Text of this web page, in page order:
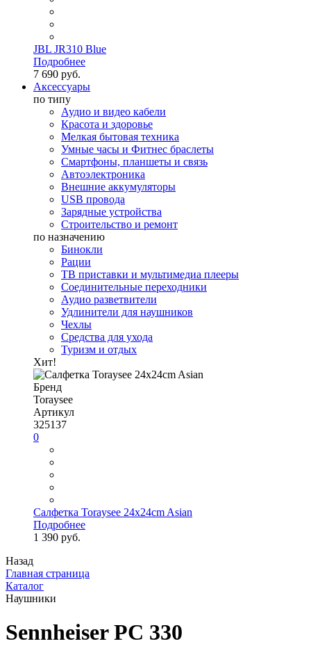
JBL JR310 Blue
Подробнее
7 690 руб.
Аксессуары
по типу
Аудио и видео кабели
Красота и здоровье
Мелкая бытовая техника
Умные часы и Фитнес браслеты
Смартфоны, планшеты и связь
Автоэлектроника
Внешние аккумуляторы
USB провода
Зарядные устройства
Строительство и ремонт
по назначению
Бинокли
Рации
ТВ приставки и мультимедиа плееры
Соединительные переходники
Аудио разветвители
Удлинители для наушников
Чехлы
Средства для ухода
Туризм и отдых
Хит!
Бренд
Toraysee
Артикул
325137
0
Салфетка Toraysee 24x24cm Asian
Подробнее
1 390 руб.
Назад
Главная страница
Каталог
Наушники
Sennheiser PC 330